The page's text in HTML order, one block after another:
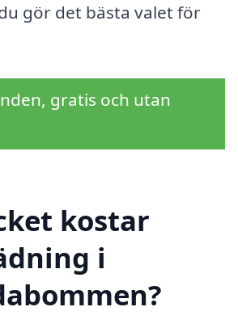
gör det bästa valet för
gratis och utan
kostar
i